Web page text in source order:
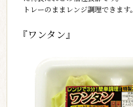
トレーのままレンジ調理できます。
『ワンタン』